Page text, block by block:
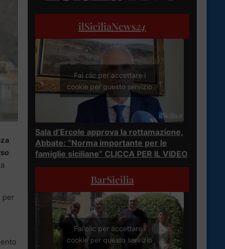
per
ilSiciliaNews24
Fai clic per accettare i
cookie per questo servizio
Sala d’Ercole approva la rottamazione,
Abbate: “Norma importante per le
famiglie siciliane” CLICCA PER IL VIDEO
BarSicilia
Fai clic per accettare i
cookie per questo servizio